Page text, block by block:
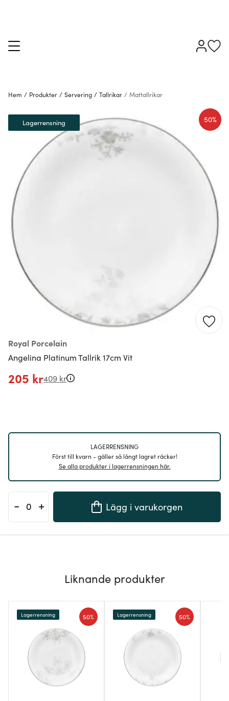
Hem / Produkter / Servering / Tallrikar / Mattallrikar
Royal Porcelain
Angelina Platinum Tallrik 17cm Vit
50%
Lagerrensning
205 kr409 kr
LAGERRENSNING
Först till kvarn - gäller så långt lagret räcker!
Se alla produkter i lagerrensningen här.
- + Lägg i varukorgen
Liknande produkter
50%
Lagerrensning 50%
Lagerrensning